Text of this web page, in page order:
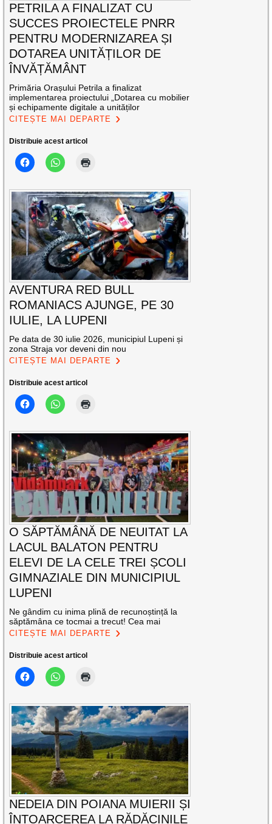
PETRILA A FINALIZAT CU
SUCCES PROIECTELE PNRR
PENTRU MODERNIZAREA ȘI
DOTAREA UNITĂȚILOR DE
ÎNVĂȚĂMÂNT
Primăria Orașului Petrila a finalizat
implementarea proiectului „Dotarea cu mobilier
și echipamente digitale a unităților
CITEȘTE MAI DEPARTE
Distribuie acest articol
AVENTURA RED BULL
ROMANIACS AJUNGE, PE 30
IULIE, LA LUPENI
Pe data de 30 iulie 2026, municipiul Lupeni și
zona Straja vor deveni din nou
CITEȘTE MAI DEPARTE
Distribuie acest articol
O SĂPTĂMÂNĂ DE NEUITAT LA
LACUL BALATON PENTRU
ELEVI DE LA CELE TREI ȘCOLI
GIMNAZIALE DIN MUNICIPIUL
LUPENI
Ne gândim cu inima plină de recunoștință la
săptămâna ce tocmai a trecut! Cea mai
CITEȘTE MAI DEPARTE
Distribuie acest articol
NEDEIA DIN POIANA MUIERII ȘI
ÎNTOARCEREA LA RĂDĂCINILE